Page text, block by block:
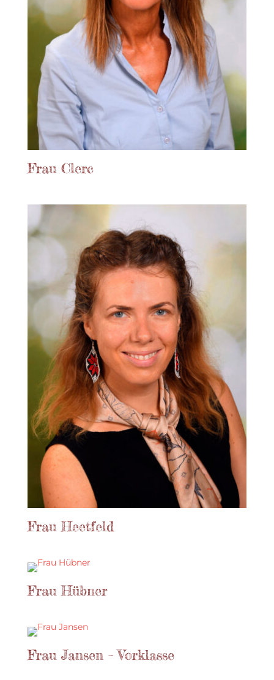
Frau Clerc
Frau Heetfeld
Frau Hübner
Frau Jansen – Vorklasse